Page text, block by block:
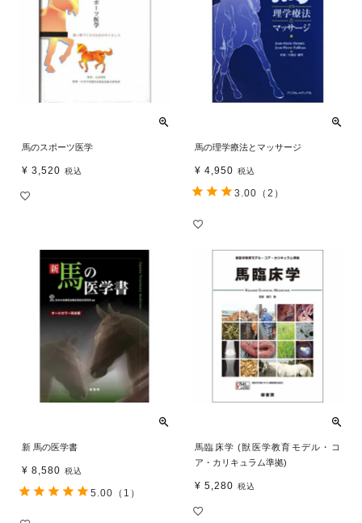
馬のスポーツ医学
¥ 3,520 税込
馬の理学療法とマッサージ
¥ 4,950 税込
3.00 （2）
新 馬の医学書
¥ 8,580 税込
5.00 （1）
馬臨床学 (獣医学教育モデル・コ
ア・カリキュラム準拠)
¥ 5,280 税込